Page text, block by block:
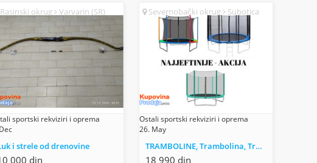
okrug Varvarin (SR)
sportski rekviziri i oprema
i strele od drenovine
000 din
Severnobački okrug Subotica
Ostali sportski rekviziri i oprema
26. May
TRAMBOLINE, Trambolina, Trampolin, Trampoline - 305 i 366
18 990 din